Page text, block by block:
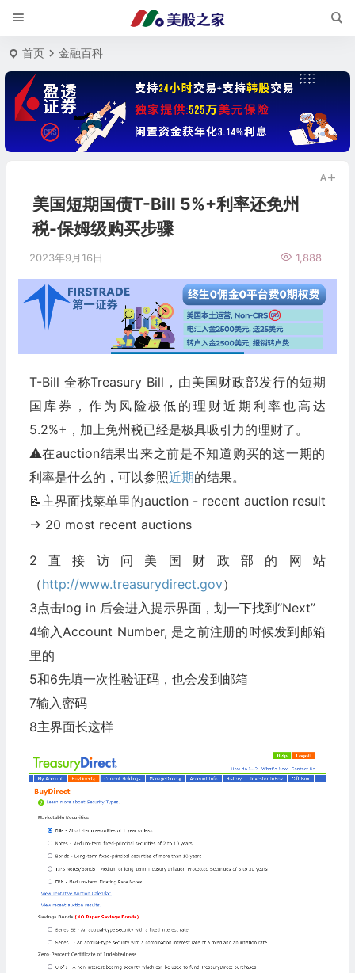
首页 金融百科
美国短期国债T-Bill 5%+利率还免州
税-保姆级购买步骤
2023年9月16日 1,888
T-Bill 全称Treasury Bill，由美国财政部发行的短期
国库券，作为风险极低的理财近期利率也高达
5.2%+，加上免州税已经是极具吸引力的理财了。
⚠️在auction结果出来之前是不知道购买的这一期的
利率是什么的，可以参照近期的结果。
📝主界面找菜单里的auction - recent auction result
-> 20 most recent auctions
2直接访问美国财政部的网站
（http://www.treasurydirect.gov）
3点击log in 后会进入提示界面，划一下找到“Next”
4输入Account Number, 是之前注册的时候发到邮箱
里的
5和6先填一次性验证码，也会发到邮箱
7输入密码
8主界面长这样